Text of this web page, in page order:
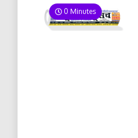
0 Minutes